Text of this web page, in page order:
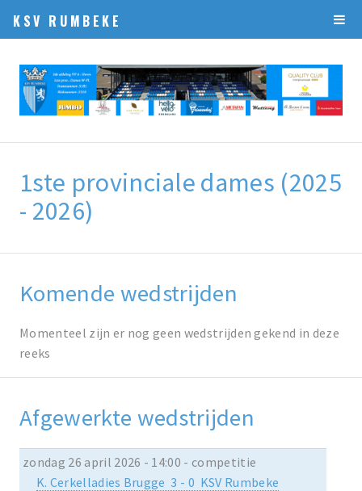
KSV RUMBEKE
1ste provinciale dames (2025
- 2026)
Komende wedstrijden
Momenteel zijn er nog geen wedstrijden gekend in deze
reeks
Afgewerkte wedstrijden
zondag 26 april 2026 - 14:00 - competitie
K. Cerkelladies Brugge 3 - 0 KSV Rumbeke